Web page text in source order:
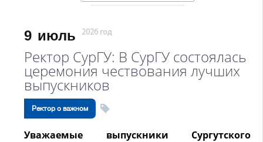
9 июль 2026 год
Ректор СурГУ: В СурГУ состоялась
церемония чествования лучших
выпускников
Ректор о важном
Уважаемые выпускники Сургутского